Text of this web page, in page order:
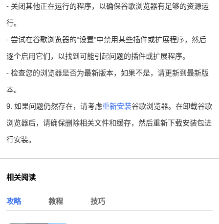
- 关闭其他正在运行的程序，以确保谷歌浏览器有足够的资源运
行。
- 尝试在谷歌浏览器的“设置”中禁用某些插件或扩展程序，然后
逐个启用它们，以找到可能引起问题的插件或扩展程序。
- 检查您的浏览器是否为最新版本，如果不是，请更新到最新版
本。
9. 如果问题仍然存在，请考虑重新安装谷歌浏览器。在卸载谷歌
浏览器后，请确保删除相关文件和缓存，然后重新下载安装包进
行安装。
相关阅读
攻略 教程 技巧